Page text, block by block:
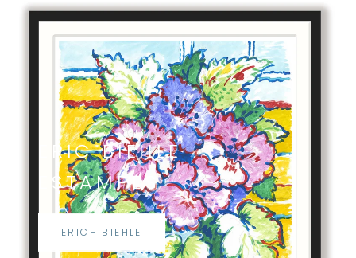
ERIC BIEHLE -
ESTAMPES
ERICH BIEHLE